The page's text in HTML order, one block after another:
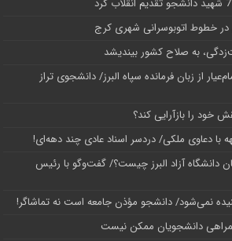
به صلاح کشور بیندیشد
از زبان فرمانده سپاه البرز/ دانشجوی تراز
خود را بازآرایی کند؟
با دعاوی ملکی/ دردسر اسناد عادی چند‌ دهه‌ای!
دانشگاه آزاد البرز چیست؟/ گفت‌وگو با رئیس
نمی‌شود/ دانشجو مؤذن جامعه است نه تماشاگر!
دانشجویان ممکن نیست